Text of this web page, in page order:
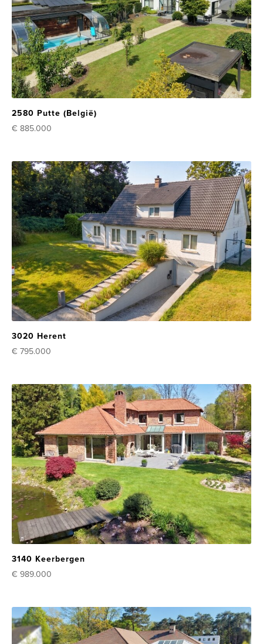
2580 Putte (België)
€ 885.000
3020 Herent
€ 795.000
3140 Keerbergen
€ 989.000